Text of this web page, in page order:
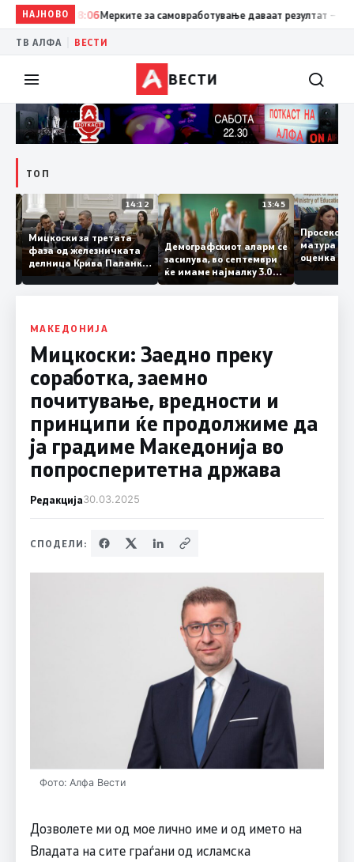
НАЈНОВО
18:06 Мерките за самовработување даваат резултат –
ТВ АЛФА ВЕСТИ
ВЕСТИ
ТОП
15:20
Во
14:12
Мицкоски за третата
фаза од железничката
делница Крива Паланка
– Деве Баир: Проектот
нема да заврши на
целина
13:45
Демографскиот аларм се
засилува, во септември
ќе имаме најмалку 3.000
првачиња помалку
матура
оценка
МАКЕДОНИЈА
Мицкоски: Заедно преку
соработка, заемно
почитување, вредности и
принципи ќе продолжиме да
ја градиме Македонија во
попросперитетна држава
Редакција30.03.2025
СПОДЕЛИ:
Фото: Алфа Вести
Дозволете ми од мое лично име и од името на
Владата на сите граѓани од исламска